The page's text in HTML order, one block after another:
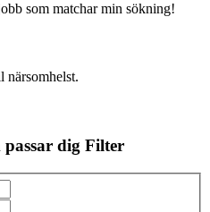
som matchar min sökning!
närsomhelst.
dig Filter